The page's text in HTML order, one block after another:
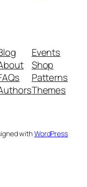
Events
Shop
Patterns
Themes
withWordPress